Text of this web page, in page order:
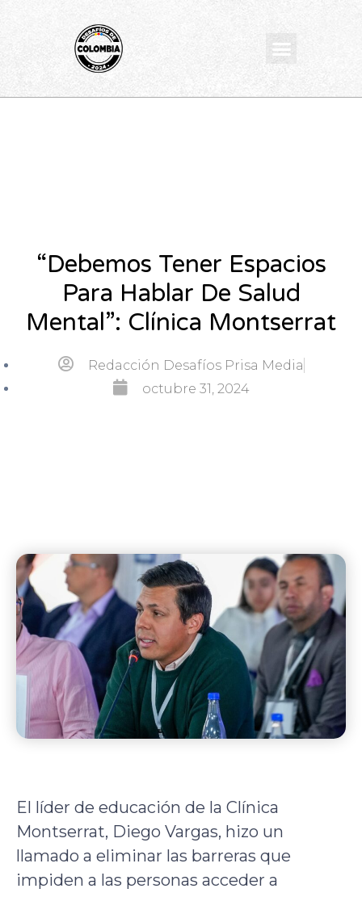
Menu
“Debemos Tener Espacios
Para Hablar De Salud
Mental”: Clínica Montserrat
Redacción Desafíos Prisa Media
octubre 31, 2024
El líder de educación de la Clínica
Montserrat, Diego Vargas, hizo un
llamado a eliminar las barreras que
impiden a las personas acceder a